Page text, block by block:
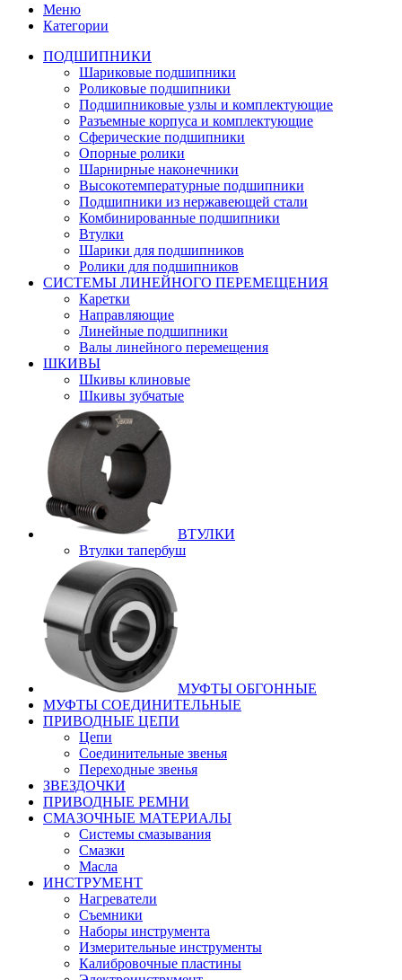
Меню
Категории
ПОДШИПНИКИ
Шариковые подшипники
Роликовые подшипники
Подшипниковые узлы и комплектующие
Разъемные корпуса и комплектующие
Сферические подшипники
Опорные ролики
Шарнирные наконечники
Высокотемпературные подшипники
Подшипники из нержавеющей стали
Комбинированные подшипники
Втулки
Шарики для подшипников
Ролики для подшипников
СИСТЕМЫ ЛИНЕЙНОГО ПЕРЕМЕЩЕНИЯ
Каретки
Направляющие
Линейные подшипники
Валы линейного перемещения
ШКИВЫ
Шкивы клиновые
Шкивы зубчатые
ВТУЛКИ
Втулки тапербуш
МУФТЫ ОБГОННЫЕ
МУФТЫ СОЕДИНИТЕЛЬНЫЕ
ПРИВОДНЫЕ ЦЕПИ
Цепи
Соединительные звенья
Переходные звенья
ЗВЕЗДОЧКИ
ПРИВОДНЫЕ РЕМНИ
СМАЗОЧНЫЕ МАТЕРИАЛЫ
Системы смазывания
Смазки
Масла
ИНСТРУМЕНТ
Нагреватели
Съемники
Наборы инструмента
Измерительные инструменты
Калибровочные пластины